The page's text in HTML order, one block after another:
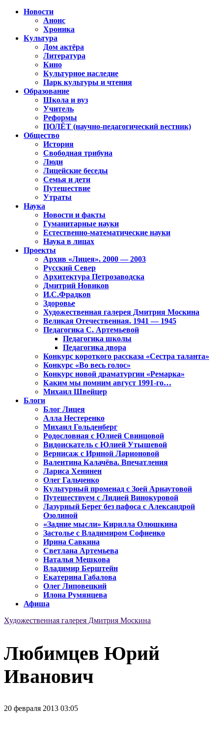
Новости
Анонс
Хроника
Культура
Дом актёра
Литература
Кино
Культурное наследие
Парк культуры и чтения
Образование
Школа и вуз
Учитель
Реформы
ПОЛЁТ (научно-педагогический вестник)
Общество
История
Свободная трибуна
Люди
Лицейские беседы
Семья и дети
Путешествие
Утраты
Наука
Новости и факты
Гуманитарные науки
Естественно-математические науки
Наука в лицах
Проекты
Архив «Лицея». 2000 — 2003
Русский Север
Архитектура Петрозаводска
Дмитрий Новиков
И.С.Фрадков
Здоровье
Художественная галерея Дмитрия Москина
Великая Отечественная. 1941 — 1945
Педагогика С. Артемьевой
Педагогика школы
Педагогика двора
Конкурс короткого рассказа «Сестра таланта»
Конкурс «Во весь голос»
Конкурс новой драматургии «Ремарка»
Каким мы помним август 1991-го…
Михаил Швейцер
Блоги
Блог Лицея
Алла Нестеренко
Михаил Гольденберг
Родословная с Юлией Свинцовой
Видоискатель с Юлией Утышевой
Вернисаж с Ириной Ларионовой
Валентина Калачёва. Впечатления
Лариса Хенинен
Олег Гальченко
Культурный променад с Зоей Арнаутовой
Путешествуем с Лидией Винокуровой
Лазурный Берег без пафоса с Александрой
Озолиной
«Задние мысли» Кирилла Олюшкина
Застолье с Владимиром Софиенко
Ирина Савкина
Светлана Артемьева
Наталья Мешкова
Владимир Берштейн
Екатерина Габалова
Олег Липовецкий
Илона Румянцева
Афиша
Художественная галерея Дмитрия Москина
Любимцев Юрий
Иванович
20 февраля 2013 03:05